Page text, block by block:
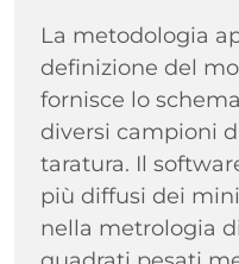
La metodologia
definizione del
fornisce lo
diversi campioni
taratura. Il
più diffusi dei
nella metrologia